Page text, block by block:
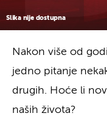
Slika nije dostupna
Nakon više od
jedno pitanje
drugih. Hoće li
naših života?